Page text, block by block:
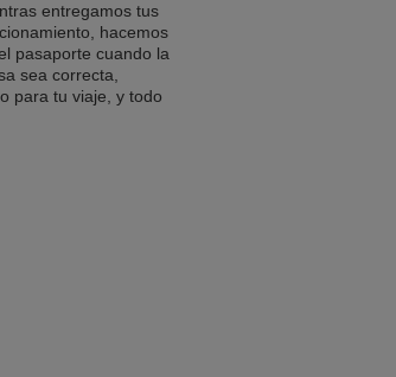
entregamos tus
hacemos
pasaporte cuando la
sea correcta,
para tu viaje, y todo